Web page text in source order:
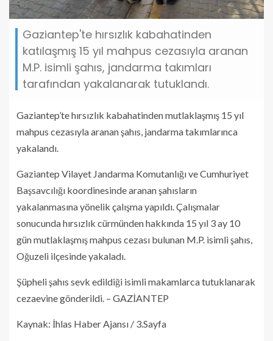
Gaziantep'te hırsızlık kabahatinden
katılaşmış 15 yıl mahpus cezasıyla aranan
M.P. isimli şahıs, jandarma takımları
tarafından yakalanarak tutuklandı.
Gaziantep’te hırsızlık kabahatinden mutlaklaşmış 15 yıl
mahpus cezasıyla aranan şahıs, jandarma takımlarınca
yakalandı.
Gaziantep Vilayet Jandarma Komutanlığı ve Cumhuriyet
Başsavcılığı koordinesinde aranan şahısların
yakalanmasına yönelik çalışma yapıldı. Çalışmalar
sonucunda hırsızlık cürmünden hakkında 15 yıl 3 ay 10
gün mutlaklaşmış mahpus cezası bulunan M.P. isimli şahıs,
Oğuzeli ilçesinde yakaladı.
Şüpheli şahıs sevk edildiği isimli makamlarca tutuklanarak
cezaevine gönderildi. – GAZİANTEP
Kaynak: İhlas Haber Ajansı / 3.Sayfa